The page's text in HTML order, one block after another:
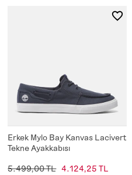
Erkek Mylo Bay Kanvas Lacivert
Tekne Ayakkabısı
5.499,00 TL 4.124,25 TL